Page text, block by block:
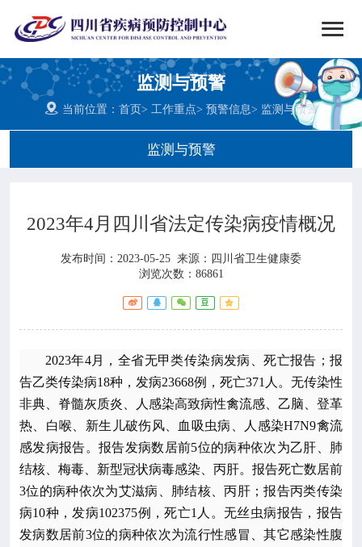

监测与预警
 当前位置：首页>工作重点>预警信息> 监测与预警
监测与预警

网站首页
中心概况 
新闻动态 
专业服务 
科研培训 
科普园地 
学术期刊
2023年4月四川省法定传染病疫情概况
发布时间：2023-05-25 来源： 四川省卫生健康委
浏览次数：86861
2023年4月，全省无甲类传染病发病、死亡报告；报
告乙类传染病18种，发病23668例，死亡371人。无传染性
非典、脊髓灰质炎、人感染高致病性禽流感、乙脑、登革
热、白喉、新生儿破伤风、血吸虫病、人感染H7N9禽流
感发病报告。报告发病数居前5位的病种依次为乙肝、肺
结核、梅毒、新型冠状病毒感染、丙肝。报告死亡数居前
3位的病种依次为艾滋病、肺结核、丙肝；报告丙类传染
病10种，发病102375例，死亡1人。无丝虫病报告，报告
发病数居前3位的病种依次为流行性感冒、其它感染性腹